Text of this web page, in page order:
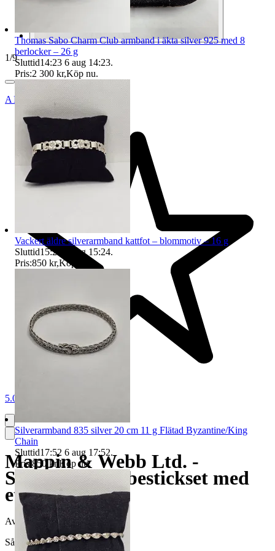
1/9
ANTIQUS_BÅLSTA_AB
5.0
Mappin & Webb Ltd. -
Sterling silver bestickset med
etui
Avslutad
7 jun 21:46
Såld för
Thomas Sabo Charm Club armband i äkta silver 925 med 8
berlocker – 26 g
Sluttid14:23 6 aug 14:23.
Pris:2 300 kr,Köp nu.
Vackert äldre silverarmband kattfot – blommotiv – 16 g
Sluttid15:24 6 aug 15:24.
Pris:850 kr,Köp nu
Silverarmband 835 silver 20 cm 11 g Flätad Byzantine/King
Chain
Sluttid17:52 6 aug 17:52.
Pris:850 kr, Köp nu.